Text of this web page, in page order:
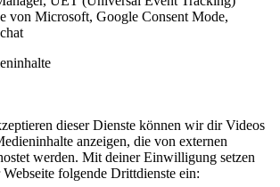
von Microsoft, Google Consent Mode,
dieser Dienste können wir dir Videos
anzeigen, die von externen
werden. Mit deiner Einwilligung setzen
folgende Drittdienste ein: